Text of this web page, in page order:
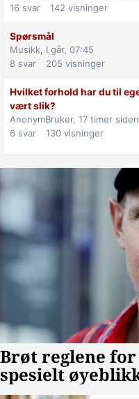
16 svar 142 visninger
Spørsmål
Musikk, I går, 07:45
8 svar 205 visninger
Hvilket forhold har du til
vært slik?
AnonymBruker, 17 timer siden
6 svar 130 visninger